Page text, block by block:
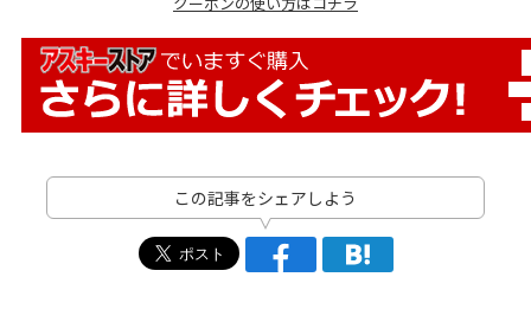
この記事をシェアしよう